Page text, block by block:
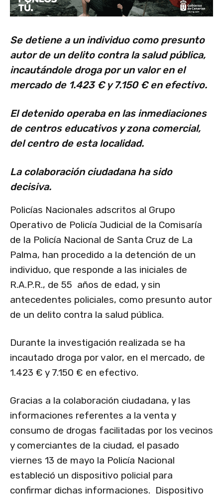
Se detiene a un individuo como presunto
autor de un delito contra la salud pública,
incautándole droga por un valor en el
mercado de 1.423 € y 7.150 € en efectivo.
El detenido operaba en las inmediaciones
de centros educativos y zona comercial,
del centro de esta localidad.
La colaboración ciudadana ha sido
decisiva.
Policías Nacionales adscritos al Grupo
Operativo de Policía Judicial de la Comisaría
de la Policía Nacional de Santa Cruz de La
Palma, han procedido a la detención de un
individuo, que responde a las iniciales de
R.A.P.R., de 55 años de edad, y sin
antecedentes policiales, como presunto autor
de un delito contra la salud pública.
Durante la investigación realizada se ha
incautado droga por valor, en el mercado, de
1.423 € y 7.150 € en efectivo.
Gracias a la colaboración ciudadana, y las
informaciones referentes a la venta y
consumo de drogas facilitadas por los vecinos
y comerciantes de la ciudad, el pasado
viernes 13 de mayo la Policía Nacional
estableció un dispositivo policial para
confirmar dichas informaciones. Dispositivo